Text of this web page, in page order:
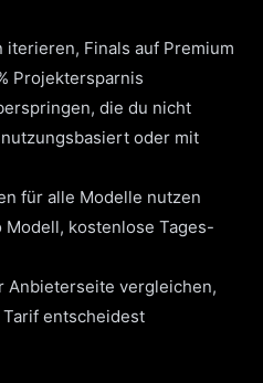
Finals auf Premium
Projektersparnis
die du nicht
oder mit
für alle Modelle nutzen
kostenlose Tages-
Anbieterseite vergleichen,
entscheidest